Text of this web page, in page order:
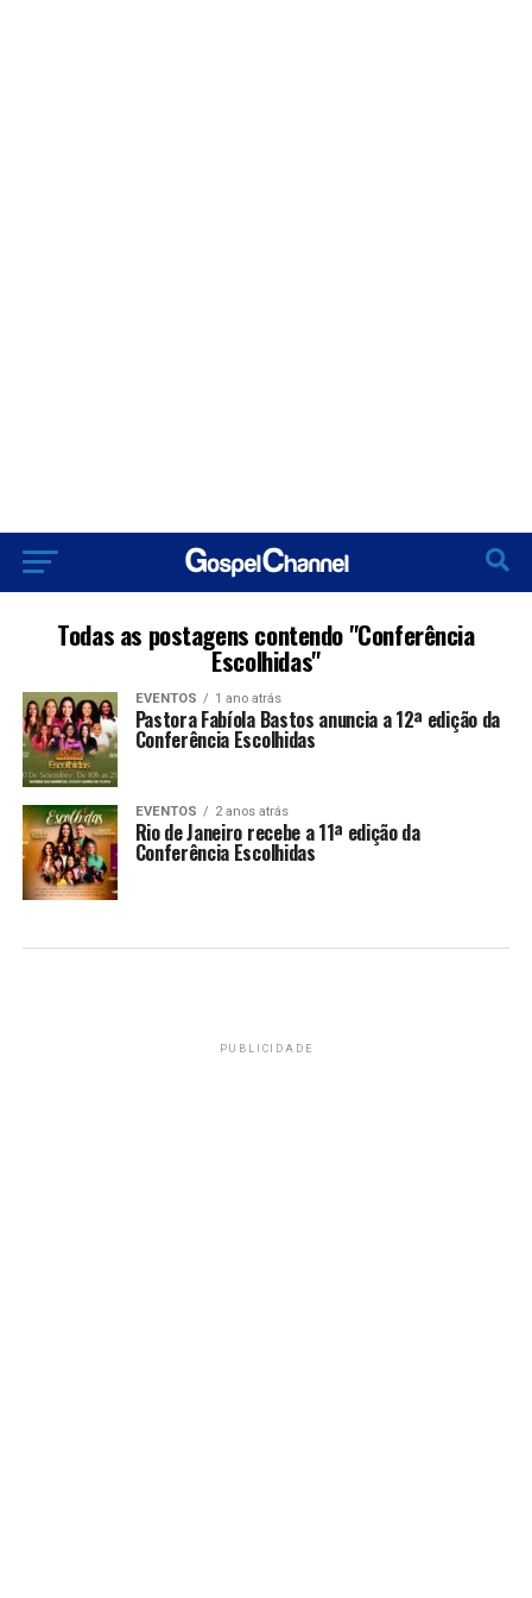
Todas as postagens contendo "Conferência
Escolhidas"
EVENTOS 1 ano atrás
Pastora Fabíola Bastos anuncia a 12ª edição da
Conferência Escolhidas
EVENTOS 2 anos atrás
Rio de Janeiro recebe a 11ª edição da
Conferência Escolhidas
PUBLICIDADE